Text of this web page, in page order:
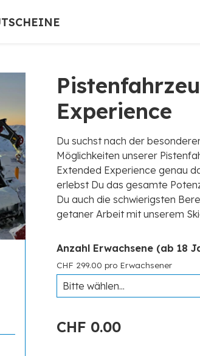
Experience
Du suchst nach der
Möglichkeiten unserer
Extended Experience genau
erlebst Du das gesamte
Du auch die schwierigsten
getaner Arbeit mit unserem
Anzahl Erwachsene (ab 18
CHF 299.00 pro Erwachsener
CHF 0.00